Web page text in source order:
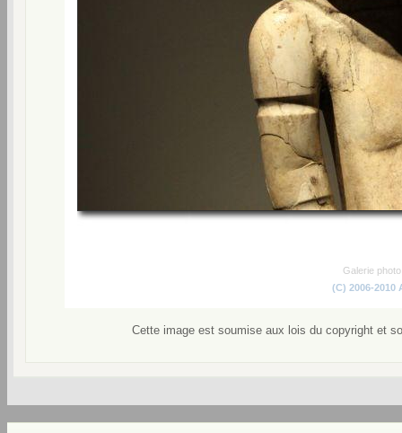
Galerie
(C) 2006-2010
Cette image est soumise aux lois du copyright et